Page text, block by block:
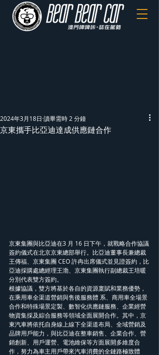
京東攜手比亞迪達成供應鏈合作
2024年3月18日 讀畢需時 2 分鐘
京東集團與比亞迪在3 月 16 日下午，就戰略合作協議
簽約儀式在北京京東總部舉行。比亞迪董事長兼總裁
王傳福、京東集團 CEO 許冉出席儀式並見證簽約，比
亞迪採購處總經理王渤、京東集團執行副總裁王培暖
分別代表雙方簽約。
根據協議，雙方將基於各自的資源稟賦和業務優勢，
在乘用車全渠道營銷與售後服務體 系、商用車全場景
合作和特殊場景定製、數智化供應鏈服務、企業經營
物資集採及綜合服務等領域全面展開合作。其中，京
東汽車將依托自身線上線下全渠道布局、全域營銷及
品牌用戶能力，與比亞迪在整車銷售、企業合作、營
銷創新、用戶運營、電池維保等方面展開多維度合
作，努力為車主用戶帶來汽車消費的全鏈路極致體